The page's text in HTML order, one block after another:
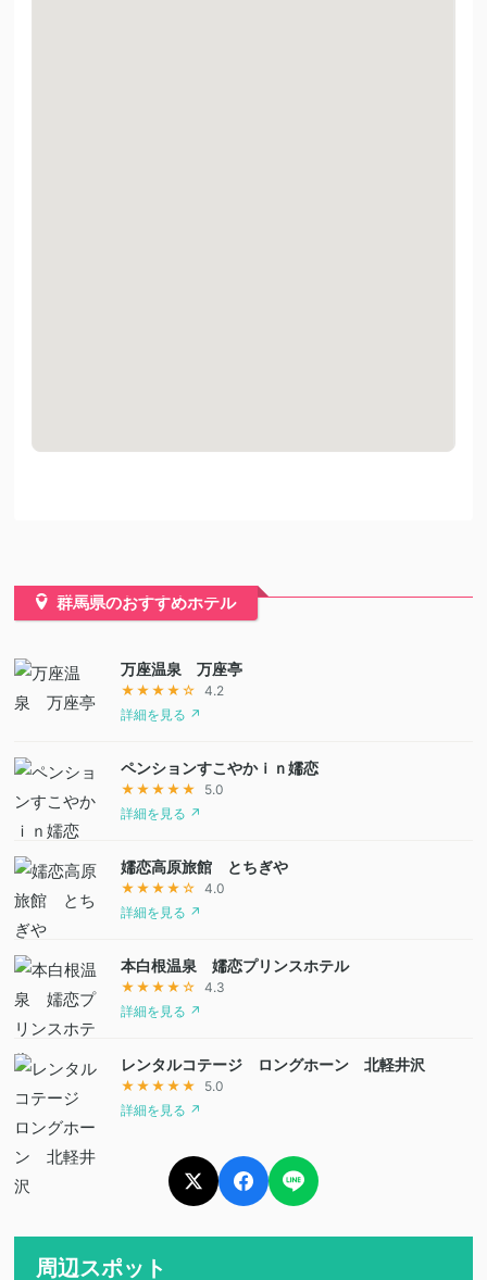
群馬県のおすすめホテル
万座温泉 万座亭
★★★★☆
4.2
詳細を見る ↗
ペンションすこやかｉｎ嬬恋
★★★★★
5.0
詳細を見る ↗
嬬恋高原旅館 とちぎや
★★★★☆
4.0
詳細を見る ↗
本白根温泉 嬬恋プリンスホテル
★★★★☆
4.3
詳細を見る ↗
レンタルコテージ ロングホーン 北軽井沢
★★★★★
5.0
詳細を見る ↗
周辺スポット